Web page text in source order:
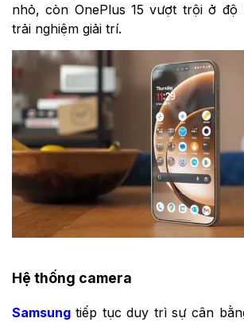
nhỏ, còn OnePlus 15 vượt trội ở
trải nghiệm giải trí.
Hệ thống camera
Samsung tiếp tục duy trì sự cân